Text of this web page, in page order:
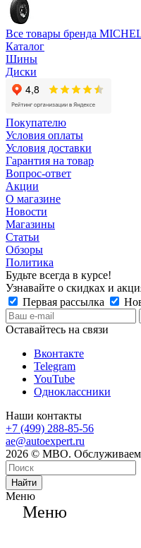
Все товары бренда
Каталог
Шины
Диски
Покупателю
Условия оплаты
Условия доставки
Гарантия на товар
Вопрос-ответ
Акции
О магазине
Новости
Магазины
Статьи
Обзоры
Политика
Будьте всегда в курсе!
Узнавайте о скидках и
Первая рассылка
Оставайтесь на связи
Вконтакте
Telegram
YouTube
Одноклассники
Наши контакты
+7 (499) 288-85-56
ae@autoexpert.ru
2026 © МВО. Обслуживаем
Найти
Меню
Меню